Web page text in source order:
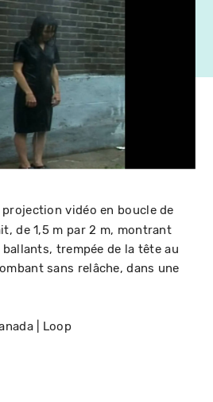
vidéo en boucle de
de 1,5 m par 2 m, montrant
trempée de la tête au
sans relâche, dans une
Loop